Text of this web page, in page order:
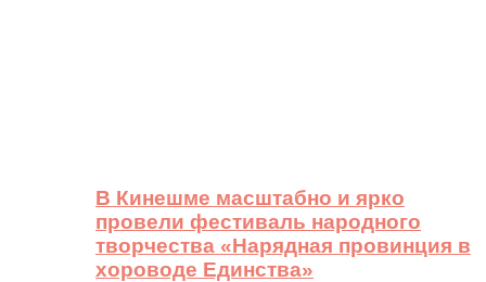
В Кинешме масштабно и ярко
провели фестиваль народного
творчества «Нарядная провинция в
хороводе Единства»